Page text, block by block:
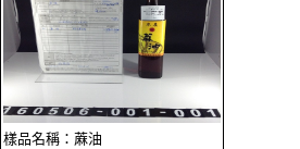
樣品名稱：蔴油